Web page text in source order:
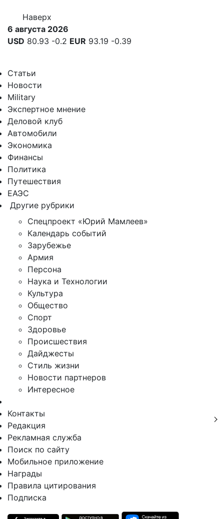
Наверх
6 августа 2026
USD 80.93 -0.2 EUR 93.19 -0.39
Статьи
Новости
Military
Экспертное мнение
Деловой клуб
Автомобили
Экономика
Финансы
Политика
Путешествия
ЕАЭС
Другие рубрики
Спецпроект «Юрий Мамлеев»
Календарь событий
Зарубежье
Армия
Персона
Наука и Технологии
Культура
Общество
Спорт
Здоровье
Происшествия
Дайджесты
Стиль жизни
Новости партнеров
Интересное
Контакты
Редакция
Рекламная служба
Поиск по сайту
Мобильное приложение
Награды
Правила цитирования
Подписка